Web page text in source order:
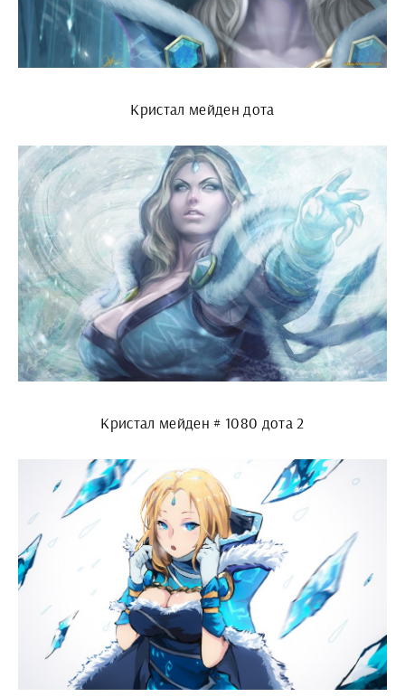
Кристал мейден дота
Кристал мейден # 1080 дота 2